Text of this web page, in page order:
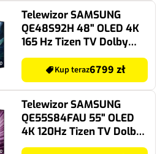
Telewizor SAMSUNG
QE48S92H 48" OLED 4K
165 Hz Tizen TV Dolby
Atmos HDMI 2.1
Kup teraz6799 zł
Telewizor SAMSUNG
QE55S84FAU 55" OLED
4K 120Hz Tizen TV Dolby
Atmos HDMI 2.1